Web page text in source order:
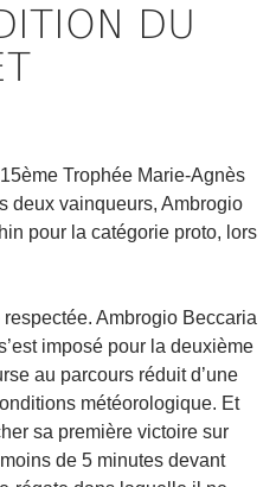
DU
Trophée Marie-Agnès
deux vainqueurs, Ambrogio
pour la catégorie proto, lors
Ambrogio Beccaria
imposé pour la deuxième
au parcours réduit d’une
météorologique. Et
sa première victoire sur
de 5 minutes devant